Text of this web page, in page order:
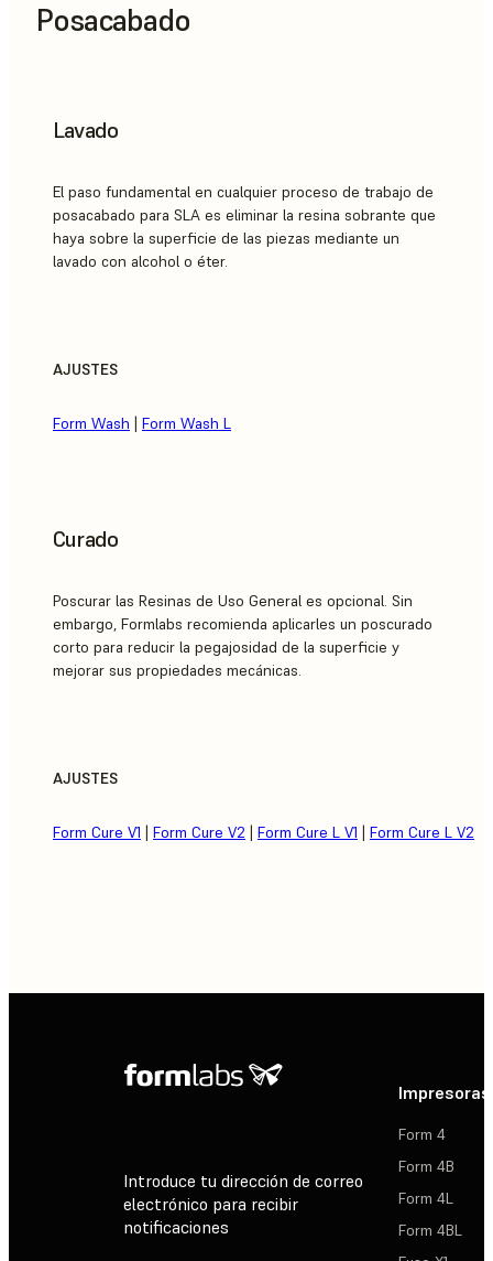
Posacabado
Lavado
El paso fundamental en cualquier proceso de trabajo de
posacabado para SLA es eliminar la resina sobrante que
haya sobre la superficie de las piezas mediante un
lavado con alcohol o éter.
AJUSTES
Form Wash | Form Wash L
Curado
Poscurar las Resinas de Uso General es opcional. Sin
embargo, Formlabs recomienda aplicarles un poscurado
corto para reducir la pegajosidad de la superficie y
mejorar sus propiedades mecánicas.
AJUSTES
Form Cure V1 | Form Cure V2 | Form Cure L V1 | Form Cure L V2
Introduce tu dirección de correo
electrónico para recibir
notificaciones
Impresoras
Form 4
Form 4B
Form 4L
Form 4BL